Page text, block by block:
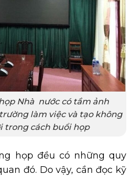
Nhà nước có tầm ảnh
làm việc và tạo không
trong cách buổi họp
họp đều có những quy
đó. Do vậy, cần đọc kỹ